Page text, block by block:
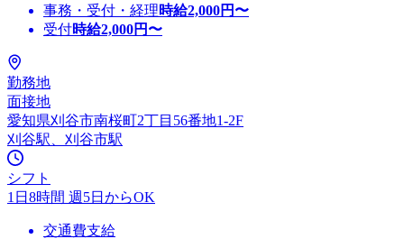
事務・受付・経理時給2,000円〜
受付時給2,000円〜
勤務地
面接地
愛知県刈谷市南桜町2丁目56番地1-2F
刈谷駅、刈谷市駅
シフト
1日8時間 週5日からOK
交通費支給